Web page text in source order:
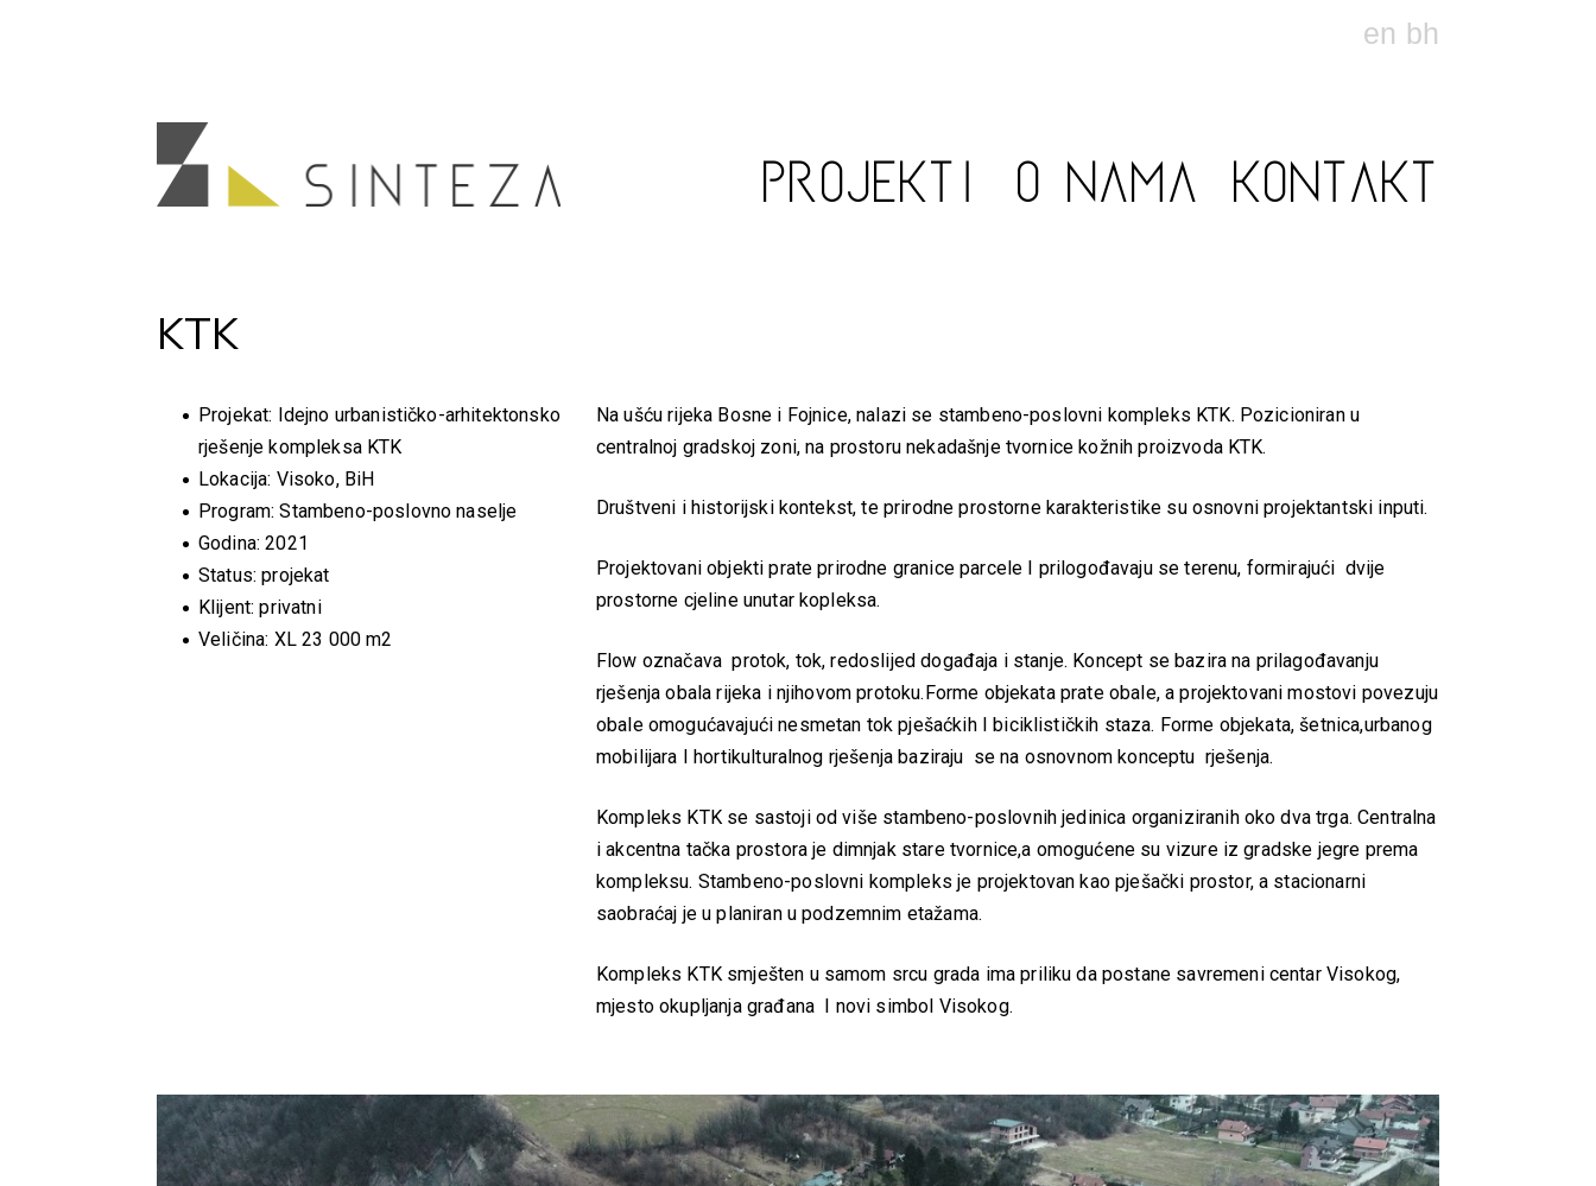
en bh
PROJEKTI O NAMA KONTAKT
KTK
Projekat: Idejno urbanističko-arhitektonsko
rješenje kompleksa KTK
Lokacija: Visoko, BiH
Program: Stambeno-poslovno naselje
Godina: 2021
Status: projekat
Klijent: privatni
Veličina: XL 23 000 m2
Na ušću rijeka Bosne i Fojnice, nalazi se stambeno-poslovni kompleks KTK. Pozicioniran u
centralnoj gradskoj zoni, na prostoru nekadašnje tvornice kožnih proizvoda KTK.
Društveni i historijski kontekst, te prirodne prostorne karakteristike su osnovni projektantski inputi.
Projektovani objekti prate prirodne granice parcele I prilogođavaju se terenu, formirajući dvije
prostorne cjeline unutar kopleksa.
Flow označava protok, tok, redoslijed događaja i stanje. Koncept se bazira na prilagođavanju
rješenja obala rijeka i njihovom protoku.Forme objekata prate obale, a projektovani mostovi povezuju
obale omogućavajući nesmetan tok pješaćkih I biciklističkih staza. Forme objekata, šetnica,urbanog
mobilijara I hortikulturalnog rješenja baziraju se na osnovnom konceptu rješenja.
Kompleks KTK se sastoji od više stambeno-poslovnih jedinica organiziranih oko dva trga. Centralna
i akcentna tačka prostora je dimnjak stare tvornice,a omogućene su vizure iz gradske jegre prema
kompleksu. Stambeno-poslovni kompleks je projektovan kao pješački prostor, a stacionarni
saobraćaj je u planiran u podzemnim etažama.
Kompleks KTK smješten u samom srcu grada ima priliku da postane savremeni centar Visokog,
mjesto okupljanja građana I novi simbol Visokog.